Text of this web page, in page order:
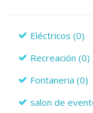
Eléctricos
(0)
Recreación
(0)
Fontaneria
(0)
salon de